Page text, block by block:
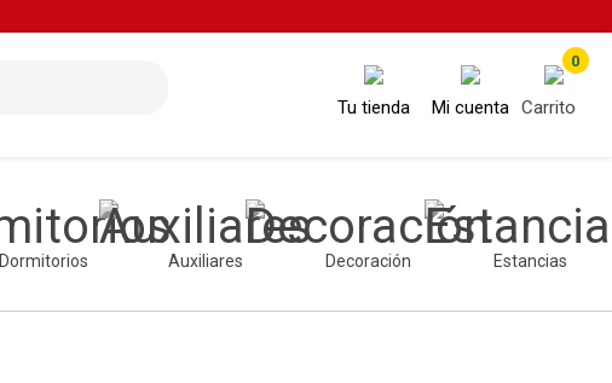
Tu tienda Mi cuenta
0
Carrito
Dormitorios Auxiliares Decoración Estancias